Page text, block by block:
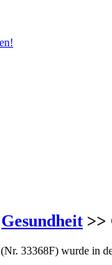
Gesundheit >>
33368F) wurde in